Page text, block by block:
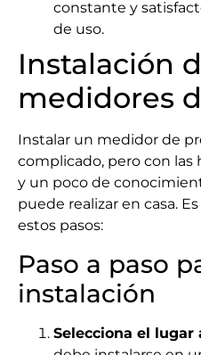
constante y
de uso.
Instalación
medidores
Instalar un medidor de
complicado, pero con las
y un poco de
puede realizar en casa.
estos pasos:
Paso a paso
instalación
Selecciona el lugar